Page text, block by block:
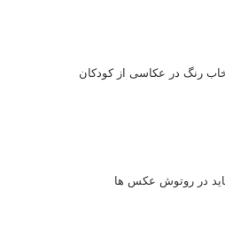
رنگ در عکاسی از کودکان